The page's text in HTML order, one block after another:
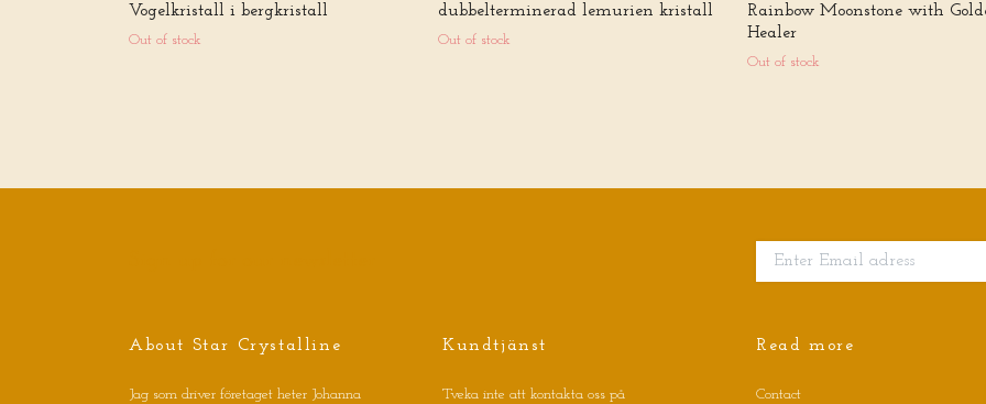
Vogelkristall i bergkristall
Out of stock
dubbelterminerad lemurien kristall
Out of stock
Rainbow Moonstone with
Healer
Out of stock
About Star Crystalline
Jag som driver företaget heter Johanna
Kundtjänst
Tveka inte att kontakta oss på
Read more
Contact